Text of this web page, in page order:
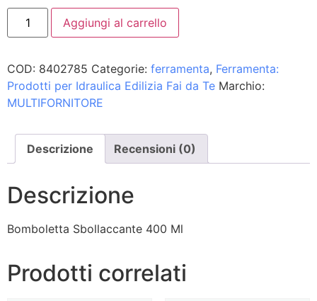
Aggiungi al carrello
COD: 8402785 Categorie: ferramenta, Ferramenta:
Prodotti per Idraulica Edilizia Fai da Te Marchio:
MULTIFORNITORE
Descrizione Recensioni (0)
Descrizione
Bomboletta Sbollaccante 400 Ml
Prodotti correlati